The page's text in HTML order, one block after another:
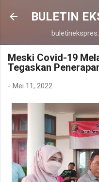
Langsung
BULETIN
Meski Covid-19
Tegaskan
- Mei 11, 2022